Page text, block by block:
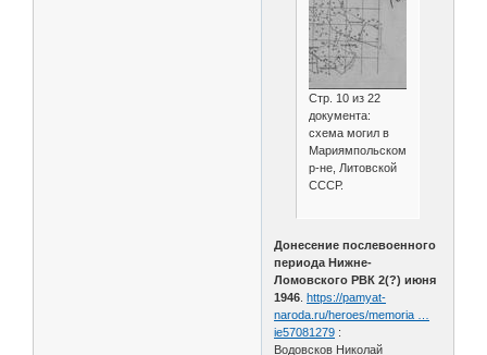
Стр. 10 из 22
документа:
схема могил в
Мариямпольском
р-не, Литовской
СССР.
Донесение послевоенного
периода Нижне-
Ломовского РВК 2(?) июня
1946 .https://pamyat-
naroda.ru/heroes/memoria …
ie57081279 :
Водовсков Николай